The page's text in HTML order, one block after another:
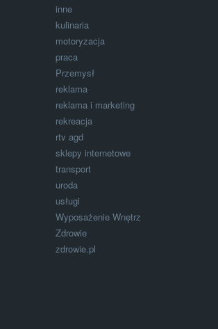
inne
kulinaria
motoryzacja
praca
Przemysł
reklama
reklama i marketing
rekreacja
rtv agd
sklepy internetowe
transport
uroda
usługi
Wyposażenie Wnętrz
Zdrowie
zdrowie.pl